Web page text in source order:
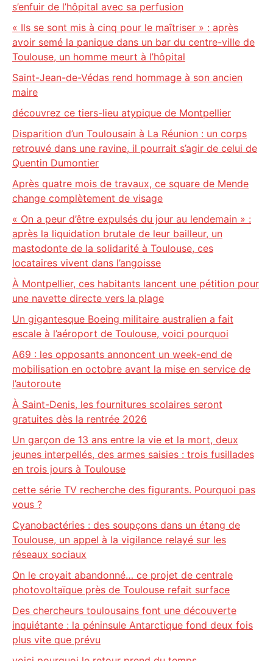
s’enfuir de l’hôpital avec sa perfusion
« Ils se sont mis à cinq pour le maîtriser » : après
avoir semé la panique dans un bar du centre-ville de
Toulouse, un homme meurt à l’hôpital
Saint-Jean-de-Védas rend hommage à son ancien
maire
découvrez ce tiers-lieu atypique de Montpellier
Disparition d’un Toulousain à La Réunion : un corps
retrouvé dans une ravine, il pourrait s’agir de celui de
Quentin Dumontier
Après quatre mois de travaux, ce square de Mende
change complètement de visage
« On a peur d’être expulsés du jour au lendemain » :
après la liquidation brutale de leur bailleur, un
mastodonte de la solidarité à Toulouse, ces
locataires vivent dans l’angoisse
À Montpellier, ces habitants lancent une pétition pour
une navette directe vers la plage
Un gigantesque Boeing militaire australien a fait
escale à l’aéroport de Toulouse, voici pourquoi
A69 : les opposants annoncent un week-end de
mobilisation en octobre avant la mise en service de
l’autoroute
À Saint-Denis, les fournitures scolaires seront
gratuites dès la rentrée 2026
Un garçon de 13 ans entre la vie et la mort, deux
jeunes interpellés, des armes saisies : trois fusillades
en trois jours à Toulouse
cette série TV recherche des figurants. Pourquoi pas
vous ?
Cyanobactéries : des soupçons dans un étang de
Toulouse, un appel à la vigilance relayé sur les
réseaux sociaux
On le croyait abandonné… ce projet de centrale
photovoltaïque près de Toulouse refait surface
Des chercheurs toulousains font une découverte
inquiétante : la péninsule Antarctique fond deux fois
plus vite que prévu